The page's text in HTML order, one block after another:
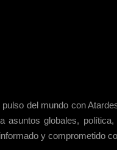
del mundo con
asuntos globales,
y comprometido